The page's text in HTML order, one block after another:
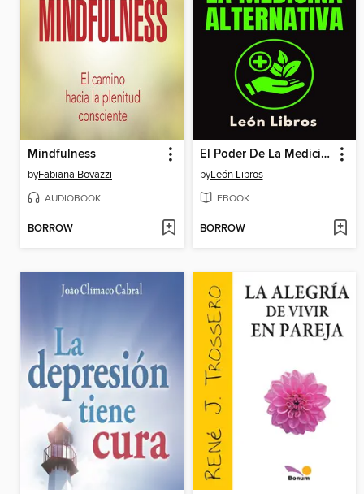
Mindfulness
byFabiana Bovazzi
AUDIOBOOK
BORROW
El Poder De La Medicina Alternativa
byLeón Libros
EBOOK
BORROW